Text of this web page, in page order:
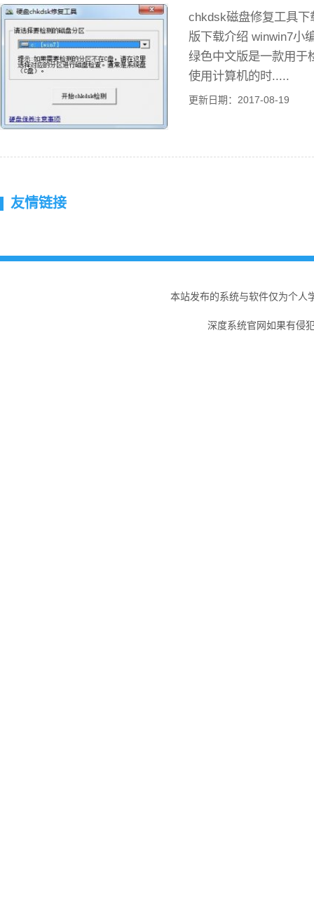
chkdsk磁盘修复工具
版下载介绍 winwin7小
绿色中文版是一款用于
使用计算机的时.....
更新日期：2017-08-19
友情链接
本站发布的系统与软件仅为个人
深度系统官网如果有侵